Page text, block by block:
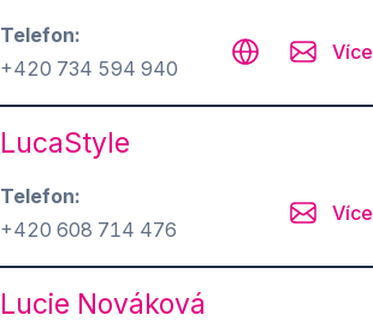
Telefon
+420 734 594 940
Více
LucaStyle
Telefon
+420 608 714 476
Více
Lucie Nováková